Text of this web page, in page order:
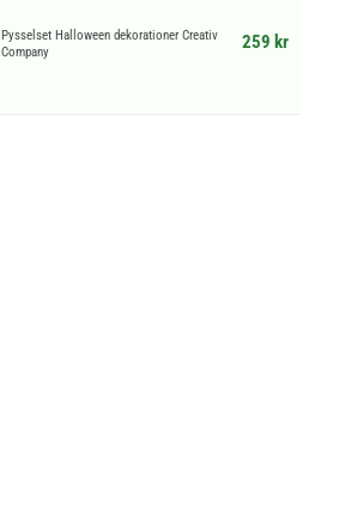
Pysselset Halloween dekorationer Creativ
Company
259 kr